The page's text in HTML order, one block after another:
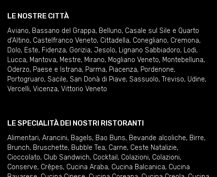
LE NOSTRE CITTÀ
Aviano, Bassano del Grappa, Belluno, Casale sul Sile e Quarto
d'Altino, Castelfranco Veneto, Cittadella, Conegliano, Cremona,
Dolo, Este, Fidenza, Gorizia, Jesolo, Lignano Sabbiadoro, Lodi,
Lucca, Mantova, Mestre, Mirano, Mogliano Veneto, Montebelluna,
Oderzo, Paese e Istrana, Parma, Piacenza, Pordenone,
Portogruaro, Sacile, San Donà di Piave, Sassuolo, Treviso, Udine,
Vercelli, Vicenza, Vittorio Veneto
LE SPECIALITÀ DEI NOSTRI RISTORANTI
Alimentari, Arancini, Bagels, Bao Buns, Bevande alcoliche, Birre,
Brunch, Bruschette, Bubble Tea, Carne, Ceste Natalizie,
Cioccolato, Club Sandwich, Cocktail , Colazioni, Colazioni,
Conserve, Crêpes, Cucina Araba, Cucina Balcanica, Cucina